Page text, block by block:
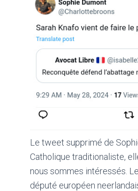
Le tweet supprimé de
Catholique traditionaliste,
nous sommes intéressés.
député européen